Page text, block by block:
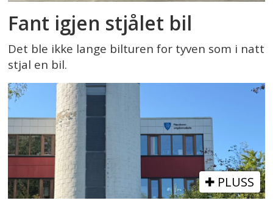
Fant igjen stjålet bil
Det ble ikke lange bilturen for tyven som i natt
stjal en bil.
PLUSS